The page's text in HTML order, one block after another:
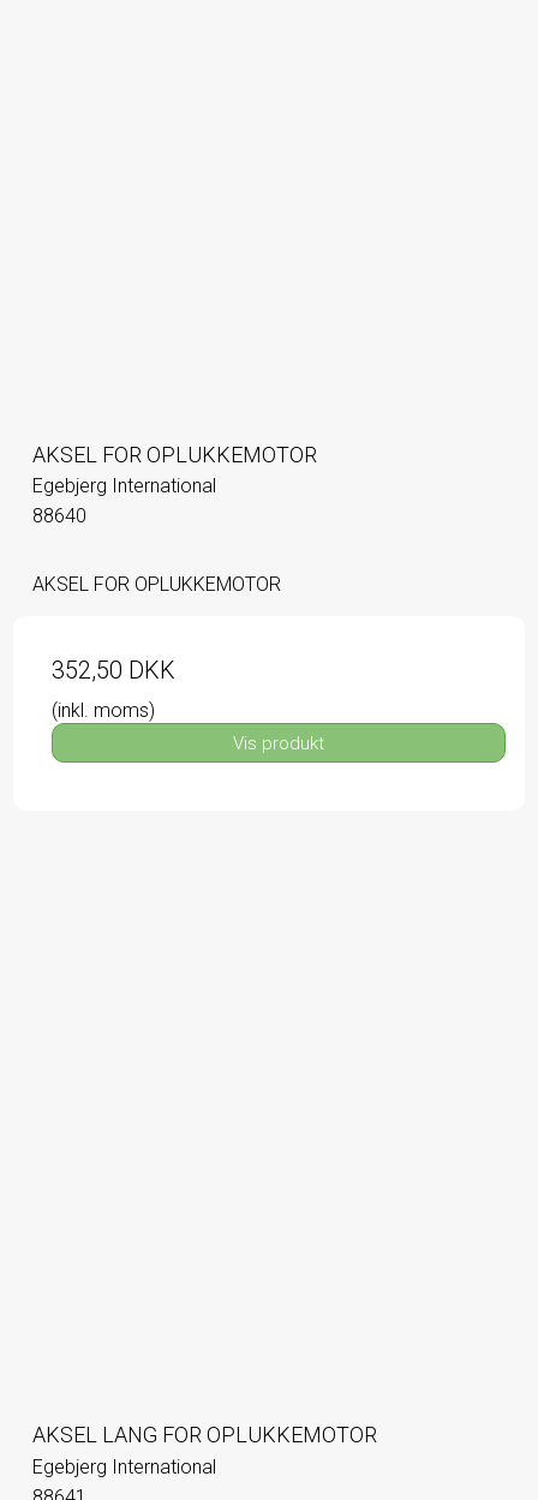
AKSEL FOR OPLUKKEMOTOR
Egebjerg International
88640
AKSEL FOR OPLUKKEMOTOR
352,50 DKK
(inkl. moms)
Vis produkt
AKSEL LANG FOR OPLUKKEMOTOR
Egebjerg International